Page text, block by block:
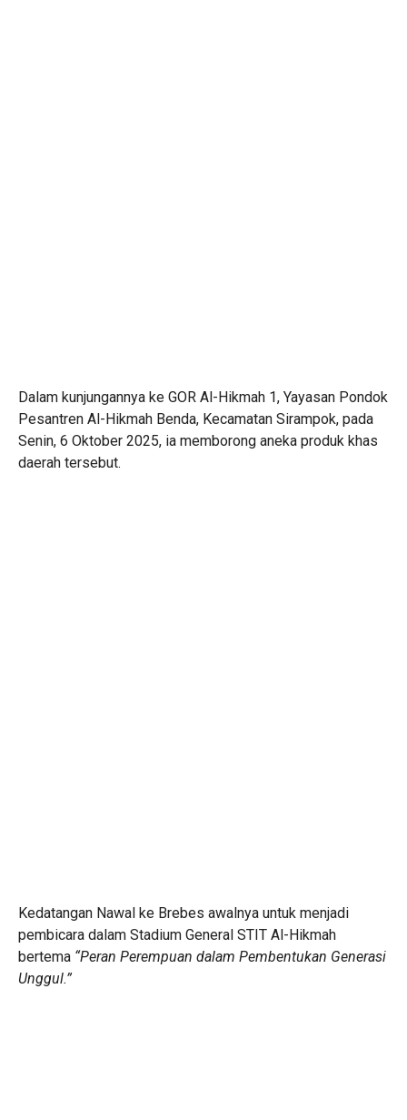
Dalam kunjungannya ke GOR Al-Hikmah 1, Yayasan Pondok
Pesantren Al-Hikmah Benda, Kecamatan Sirampok, pada
Senin, 6 Oktober 2025, ia memborong aneka produk khas
daerah tersebut.
Kedatangan Nawal ke Brebes awalnya untuk menjadi
pembicara dalam Stadium General STIT Al-Hikmah
bertema “Peran Perempuan dalam Pembentukan Generasi
Unggul.”